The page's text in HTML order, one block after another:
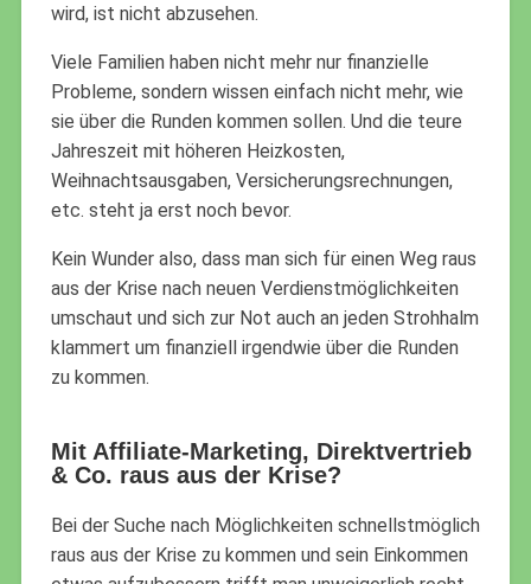
wird, ist nicht abzusehen.
Viele Familien haben nicht mehr nur finanzielle
Probleme, sondern wissen einfach nicht mehr, wie
sie über die Runden kommen sollen. Und die teure
Jahreszeit mit höheren Heizkosten,
Weihnachtsausgaben, Versicherungsrechnungen,
etc. steht ja erst noch bevor.
Kein Wunder also, dass man sich für einen Weg raus
aus der Krise nach neuen Verdienstmöglichkeiten
umschaut und sich zur Not auch an jeden Strohhalm
klammert um finanziell irgendwie über die Runden
zu kommen.
Mit Affiliate-Marketing, Direktvertrieb
& Co. raus aus der Krise?
Bei der Suche nach Möglichkeiten schnellstmöglich
raus aus der Krise zu kommen und sein Einkommen